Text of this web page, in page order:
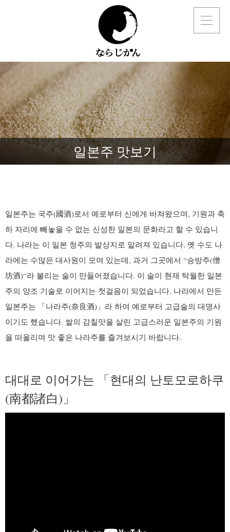
일본주 맛보기
일본주는 국주(國酒)로서 예로부터 신에게 바쳐왔으며, 기원과 축
하 자리에 빼놓을 수 없는 신성한 일본의 문화라고 할 수 있습니
다. 나라는 이 일본 청주의 발상지로 알려져 있습니다. 옛 수도 나
라에는 수많은 대사원이 모여 있는데, 과거 그곳에서 “승방주(僧
坊酒)“라 불리는 술이 만들어졌습니다. 이 술이 현재 탁월한 일본
주의 양조 기술로 이어지는 첫걸음이 되었습니다. 나라에서 만든
일본주는 「나라주(奈良酒) 」라 하여 예로부터 고급술의 대명사
이기도 했습니다. 쌀의 감칠맛을 살린 고급스러운 일본주의 기원
을 떠올리며 맛 좋은 나라주를 즐겨보시기 바랍니다.
대대로 이어가는 「현대의 난토모로하쿠
(南都諸白) 」